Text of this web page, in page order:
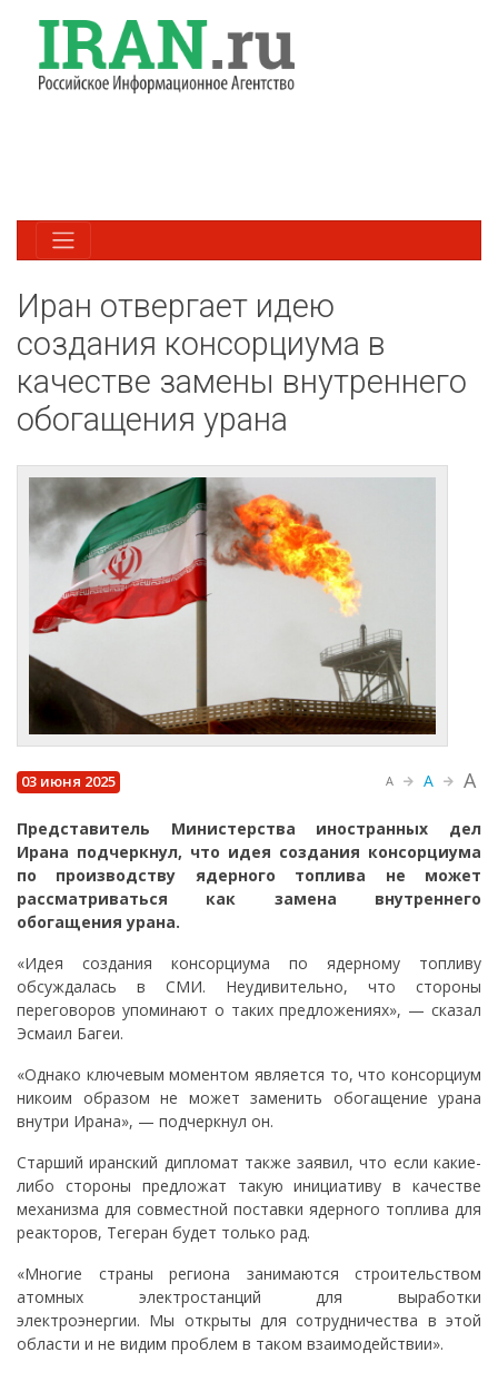
Иран отвергает идею
создания консорциума в
качестве замены внутреннего
обогащения урана
03 июня 2025 A A A
Представитель Министерства иностранных дел
Ирана подчеркнул, что идея создания консорциума
по производству ядерного топлива не может
рассматриваться как замена внутреннего
обогащения урана.
«Идея создания консорциума по ядерному топливу
обсуждалась в СМИ. Неудивительно, что стороны
переговоров упоминают о таких предложениях», — сказал
Эсмаил Багеи.
«Однако ключевым моментом является то, что консорциум
никоим образом не может заменить обогащение урана
внутри Ирана», — подчеркнул он.
Старший иранский дипломат также заявил, что если какие-
либо стороны предложат такую инициативу в качестве
механизма для совместной поставки ядерного топлива для
реакторов, Тегеран будет только рад.
«Многие страны региона занимаются строительством
атомных электростанций для выработки
электроэнергии. Мы открыты для сотрудничества в этой
области и не видим проблем в таком взаимодействии».